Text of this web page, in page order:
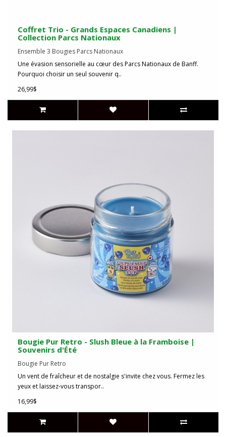
Coffret Trio - Grands Espaces Canadiens |
Collection Parcs Nationaux
Ensemble 3 Bougies Parcs Nationaux
Une évasion sensorielle au cœur des Parcs Nationaux de Banff.
Pourquoi choisir un seul souvenir q..
26,99$
Bougie Pur Retro - Slush Bleue à la Framboise |
Souvenirs d'Été
Bougie Pur Retro
Un vent de fraîcheur et de nostalgie s'invite chez vous. Fermez les
yeux et laissez-vous transpor..
16,99$